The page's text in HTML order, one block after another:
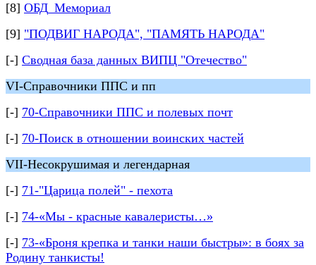
[8] ОБД_Мемориал
[9] "ПОДВИГ НАРОДА", "ПАМЯТЬ НАРОДА"
[-] Сводная база данных ВИПЦ "Отечество"
VI-Справочники ППС и пп
[-] 70-Справочники ППС и полевых почт
[-] 70-Поиск в отношении воинских частей
VII-Несокрушимая и легендарная
[-] 71-"Царица полей" - пехота
[-] 74-«Мы - красные кавалеристы…»
[-] 73-«Броня крепка и танки наши быстры»: в боях за
Родину танкисты!